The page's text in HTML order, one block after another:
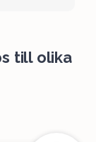
till olika